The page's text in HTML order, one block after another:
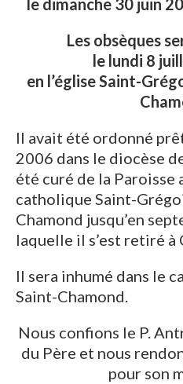
le dimanche 30 juin
Les obsèques
le lundi 8
en l’église Saint-
Il avait été ordonné
2006 dans le diocèse
été curé de la Paroisse
catholique Saint-
Chamond jusqu’en
laquelle il s’est retiré à
Il sera inhumé dans le
Saint-Chamond.
Nous confions le P.
du Père et nous
pour son